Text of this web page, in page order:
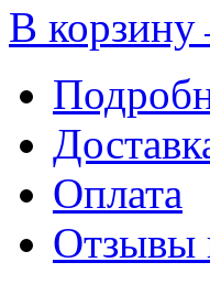
В
Оплата
Отзывы